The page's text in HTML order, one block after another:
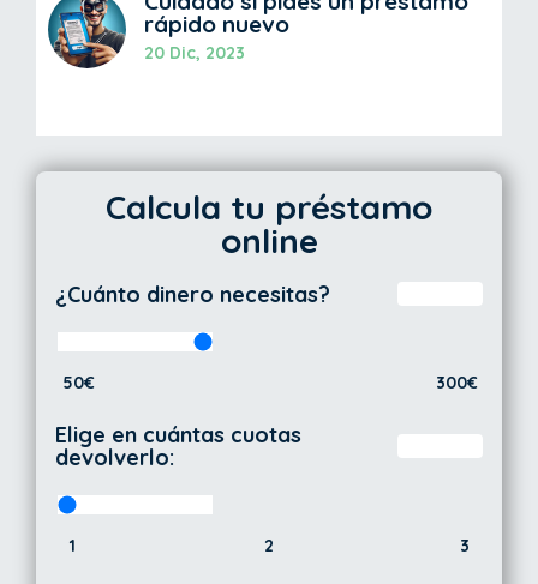
rápido nuevo
20 Dic, 2023
Calcula tu préstamo
online
¿Cuánto dinero necesitas?
50€ 300€
Elige en cuántas cuotas
devolverlo:
1 2 3